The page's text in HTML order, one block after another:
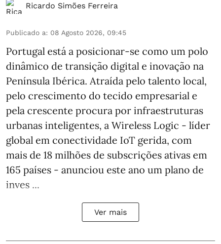
Ricardo Simões Ferreira
Publicado a: 08 Agosto 2026, 09:45
Portugal está a posicionar-se como um polo
dinâmico de transição digital e inovação na
Península Ibérica. Atraída pelo talento local,
pelo crescimento do tecido empresarial e
pela crescente procura por infraestruturas
urbanas inteligentes, a Wireless Logic - líder
global em conectividade IoT gerida, com
mais de 18 milhões de subscrições ativas em
165 países - anunciou este ano um plano de
inves ...
Ver mais